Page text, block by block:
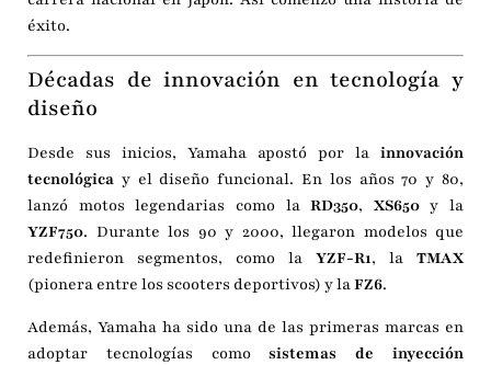
éxito.
Décadas de innovación en tecnología y
diseño
Desde sus inicios, Yamaha apostó por la innovación
tecnológica y el diseño funcional. En los años 70 y 80,
lanzó motos legendarias como laRD350, XS650y la
YZF750. Durante los 90 y 2000, llegaron modelos que
redefinieron segmentos, como la YZF-R1, la TMAX
(pionera entre los scooters deportivos) y laFZ6.
Además, Yamaha ha sido una de las primeras marcas en
adoptar tecnologías comosistemas de inyección